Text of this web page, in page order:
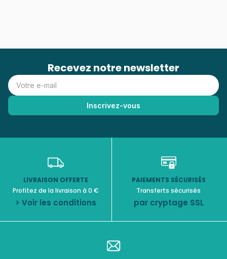
Recevez notre newsletter
LIVRAISON OFFERTE
Profitez de la livraison à 0 €
> Voir les conditions
PAIEMENTS SÉCURISÉS
Transferts sécurisés
par cryptage SSL